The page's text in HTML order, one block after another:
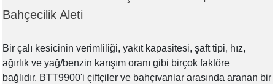
Bahçecilik Aleti
Bir çalı kesicinin verimliliği, yakıt kapasitesi, şaft tipi, hız,
ağırlık ve yağ/benzin karışım oranı gibi birçok faktöre
bağlıdır. BTT9900'i çiftçiler ve bahçıvanlar arasında aranan bir